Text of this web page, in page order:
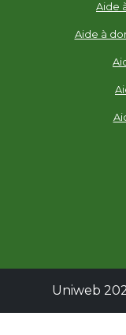
Aide
Aide à
Uniweb